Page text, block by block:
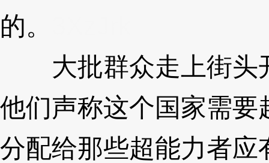
的。
大批群众走上街头
他们声称这个国家需
分配给那些超能力者应